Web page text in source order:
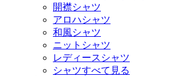
開襟シャツ
アロハシャツ
和風シャツ
ニットシャツ
レディースシャツ
シャツすべて見る